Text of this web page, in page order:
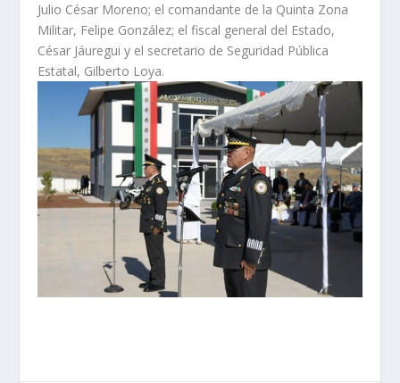
Julio César Moreno; el comandante de la Quinta Zona
Militar, Felipe González; el fiscal general del Estado,
César Jáuregui y el secretario de Seguridad Pública
Estatal, Gilberto Loya.